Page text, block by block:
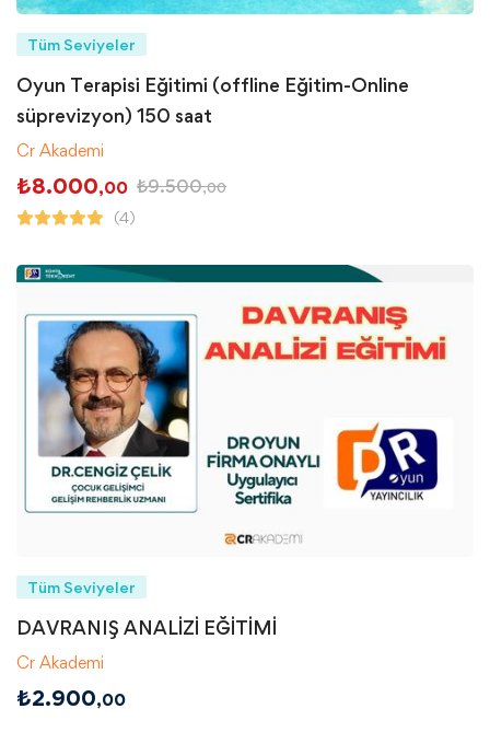
Tüm Seviyeler
Oyun Terapisi Eğitimi (offline Eğitim-Online
süprevizyon) 150 saat
Cr Akademi
₺8.000,00 ₺9.500,00
(4)
Tüm Seviyeler
DAVRANIŞ ANALİZİ EĞİTİMİ
Cr Akademi
₺2.900,00